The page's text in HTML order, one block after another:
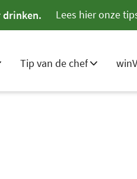
Lees hier onze
Tip van de chef